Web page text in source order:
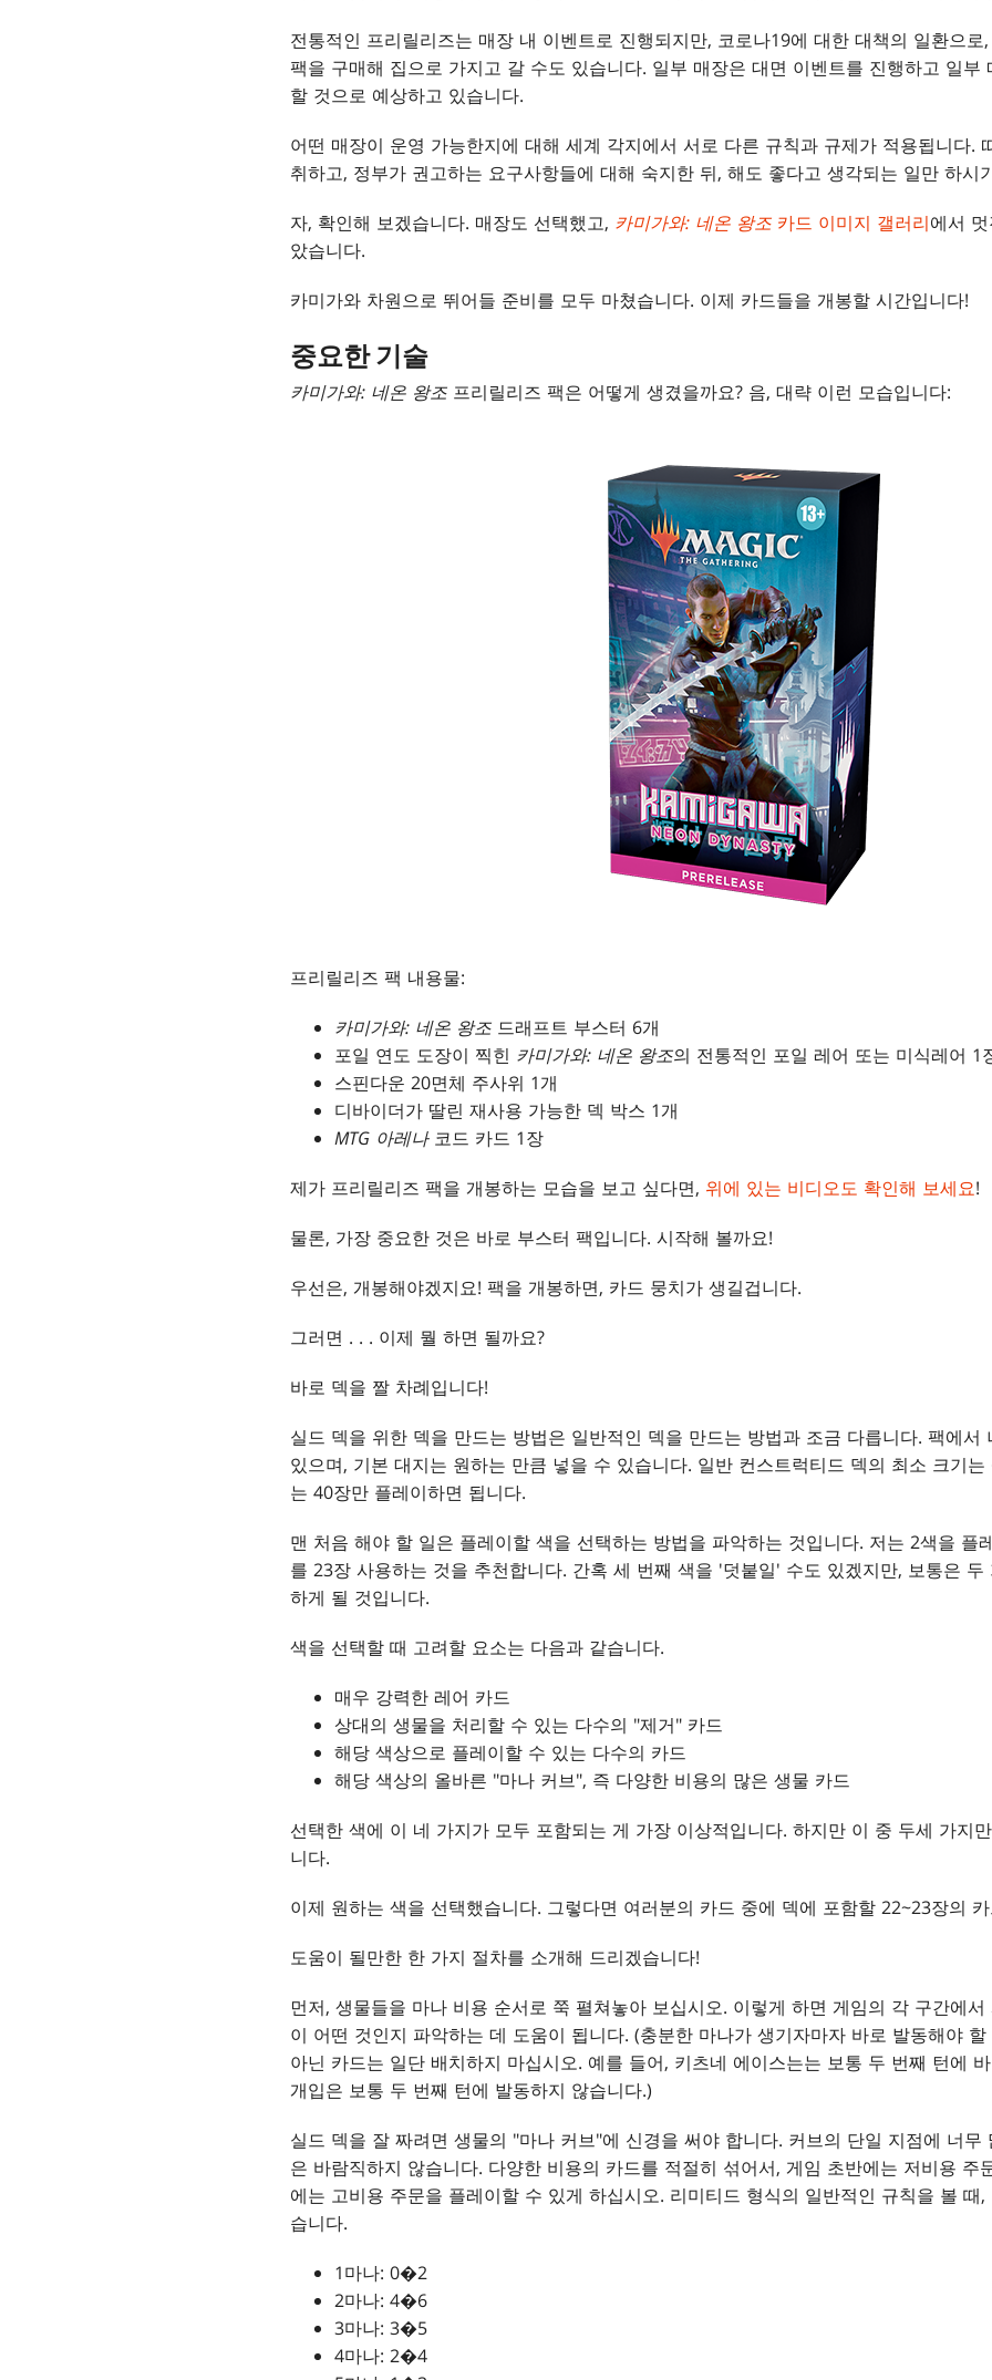
전통적인 프리릴리즈는 매장 내 이벤트로 진행되지만, 코로나19에 대한 대책의 일환으
팩을 구매해 집으로 가지고 갈 수도 있습니다. 일부 매장은 대면 이벤트를 진행하고 일부
할 것으로 예상하고 있습니다.
어떤 매장이 운영 가능한지에 대해 세계 각지에서 서로 다른 규칙과 규제가 적용됩니다.
취하고, 정부가 권고하는 요구사항들에 대해 숙지한 뒤, 해도 좋다고 생각되는 일만 하시
자, 확인해 보겠습니다. 매장도 선택했고, 카미가와: 네온 왕조 카드 이미지 갤러리에서
았습니다.
카미가와 차원으로 뛰어들 준비를 모두 마쳤습니다. 이제 카드들을 개봉할 시간입니다!
중요한 기술
카미가와: 네온 왕조 프리릴리즈 팩은 어떻게 생겼을까요? 음, 대략 이런 모습입니다:
프리릴리즈 팩 내용물:
카미가와: 네온 왕조 드래프트 부스터 6개
포일 연도 도장이 찍힌 카미가와: 네온 왕조의 전통적인 포일 레어 또는 미식레어 1
스핀다운 20면체 주사위 1개
디바이더가 딸린 재사용 가능한 덱 박스 1개
MTG 아레나 코드 카드 1장
제가 프리릴리즈 팩을 개봉하는 모습을 보고 싶다면, 위에 있는 비디오도 확인해 보세요!
물론, 가장 중요한 것은 바로 부스터 팩입니다. 시작해 볼까요!
우선은, 개봉해야겠지요! 팩을 개봉하면, 카드 뭉치가 생길겁니다.
그러면 . . . 이제 뭘 하면 될까요?
바로 덱을 짤 차례입니다!
실드 덱을 위한 덱을 만드는 방법은 일반적인 덱을 만드는 방법과 조금 다릅니다. 팩에서
있으며, 기본 대지는 원하는 만큼 넣을 수 있습니다. 일반 컨스트럭티드 덱의 최소 크기
는 40장만 플레이하면 됩니다.
맨 처음 해야 할 일은 플레이할 색을 선택하는 방법을 파악하는 것입니다. 저는 2색을 플
를 23장 사용하는 것을 추천합니다. 간혹 세 번째 색을 '덧붙일' 수도 있겠지만, 보통은
하게 될 것입니다.
색을 선택할 때 고려할 요소는 다음과 같습니다.
매우 강력한 레어 카드
상대의 생물을 처리할 수 있는 다수의 "제거" 카드
해당 색상으로 플레이할 수 있는 다수의 카드
해당 색상의 올바른 "마나 커브", 즉 다양한 비용의 많은 생물 카드
선택한 색에 이 네 가지가 모두 포함되는 게 가장 이상적입니다. 하지만 이 중 두세 가지
니다.
이제 원하는 색을 선택했습니다. 그렇다면 여러분의 카드 중에 덱에 포함할 22~23장의
도움이 될만한 한 가지 절차를 소개해 드리겠습니다!
먼저, 생물들을 마나 비용 순서로 쭉 펼쳐놓아 보십시오. 이렇게 하면 게임의 각 구간에
이 어떤 것인지 파악하는 데 도움이 됩니다. (충분한 마나가 생기자마자 바로 발동해야
아닌 카드는 일단 배치하지 마십시오. 예를 들어, 키츠네 에이스는는 보통 두 번째 턴에
개입은 보통 두 번째 턴에 발동하지 않습니다.)
실드 덱을 잘 짜려면 생물의 "마나 커브"에 신경을 써야 합니다. 커브의 단일 지점에 너무
은 바람직하지 않습니다. 다양한 비용의 카드를 적절히 섞어서, 게임 초반에는 저비용 주
에는 고비용 주문을 플레이할 수 있게 하십시오. 리미티드 형식의 일반적인 규칙을 볼 때
습니다.
1마나: 0�2
2마나: 4�6
3마나: 3�5
4마나: 2�4